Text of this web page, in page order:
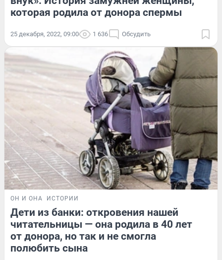
которая родила от донора спермы
25 декабря, 2022, 09:00 1 636 Обсудить
ОН И ОНА ИСТОРИИ
Дети из банки: откровения нашей
читательницы — она родила в 40 лет
от донора, но так и не смогла
полюбить сына